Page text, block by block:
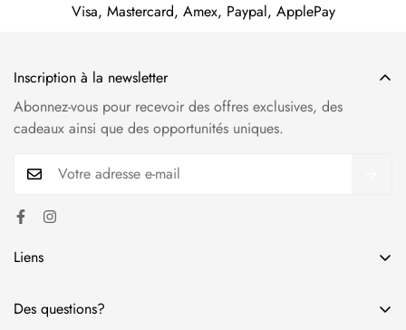
Visa, Mastercard, Amex, Paypal, ApplePay
Liens
Politique de retour
Des questions?
Inscription à la newsletter
Abonnez-vous pour recevoir des offres exclusives, des
cadeaux ainsi que des opportunités uniques.